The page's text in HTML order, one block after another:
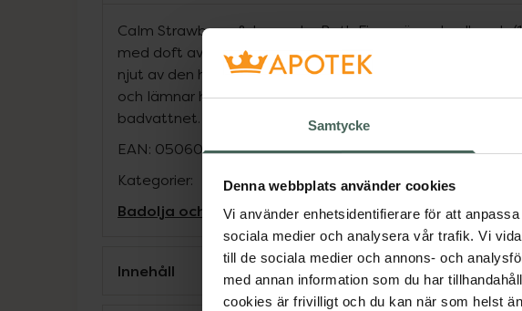
Samtycke
Denna webbplats använder cookies
Vi använder enhetsidentifierare för att
sociala medier och analysera vår trafik. Vi
till de sociala medier och annons- och
med annan information som du har
cookies är frivilligt och du kan när som helst
Calm Strawberry & Lavender Bath Fizzer är en badbomb
med doft av jordgubb och lavendel. Ta ett avkopplande
njut av den härliga delikata aromen som har en lugnande
och lämnar huden fräsch och mjuk. Badbomben ger färg
badvattnet.
EAN: 05060591036128
Kategorier:
Badolja och badskumHudvårdKroppsvård
Innehåll